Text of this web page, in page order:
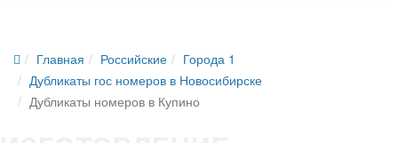
Главная Российские
Города 1
Дубликаты гос номеров в Новосибирске
Дубликаты номеров в Купино